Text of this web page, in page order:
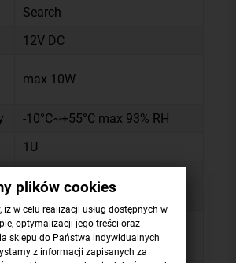
Search
12V DC
max 10W
-10°C~+55°C max 93% RH
1U
260x232.5x47,6 mm
0,81 kg
plików cookies
iż w celu realizacji usług dostępnych w
optymalizacji jego treści oraz
sklepu do Państwa indywidualnych
z informacji zapisanych za